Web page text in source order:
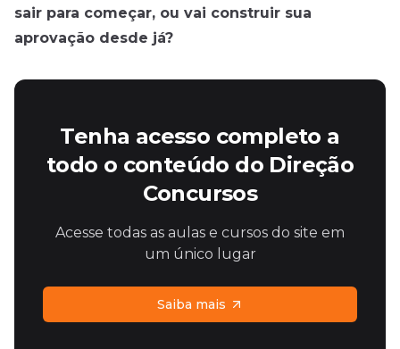
sair para começar, ou vai construir sua
aprovação desde já?
Tenha acesso completo a
todo o conteúdo do Direção
Concursos
Acesse todas as aulas e cursos do site em
um único lugar
Saiba mais